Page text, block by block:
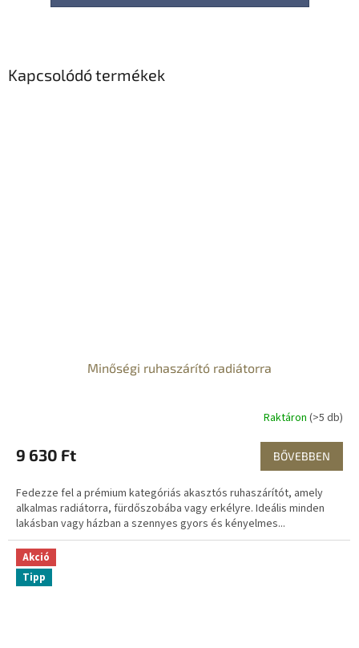
Kapcsolódó termékek
Minőségi ruhaszárító radiátorra
Raktáron (>5 db)
9 630 Ft BŐVEBBEN
Fedezze fel a prémium kategóriás akasztós ruhaszárítót, amely
alkalmas radiátorra, fürdőszobába vagy erkélyre. Ideális minden
lakásban vagy házban a szennyes gyors és kényelmes...
Akció
Tipp